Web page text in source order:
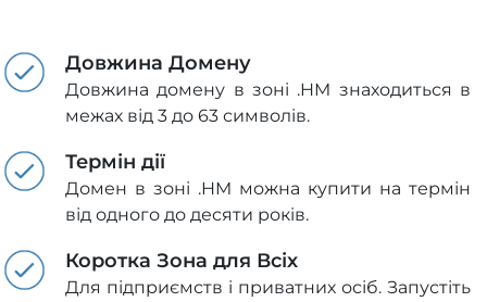
Довжина Домену
Довжина домену в зоні .HM знаходиться в
межах від 3 до 63 символів.
Термін дії
Домен в зоні .HM можна купити на термін
від одного до десяти років.
Коротка Зона для Всіх
Для підприємств і приватних осіб. Запустіть